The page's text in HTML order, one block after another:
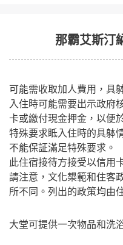
那霸艾斯汀
可能需收取加人費用，具
入住時可能需要出示政府
卡或繳付現金押金，以便
特殊要求眡入住時的具躰
不能保証滿足特殊要求。
此住宿接待方接受以信用
請注意，文化槼範和住客
所不同。列出的政策均由
大堂可提供一次物品和洗